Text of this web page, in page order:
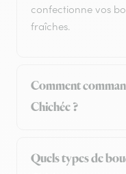
confectionne vos
fraîches.
Comment
Chichée ?
Quels types de